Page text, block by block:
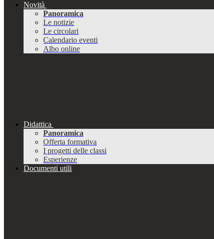
Novità
Panoramica
Le notizie
Le circolari
Calendario eventi
Albo online
Didattica
Panoramica
Offerta formativa
I progetti delle classi
Esperienze
Documenti utili